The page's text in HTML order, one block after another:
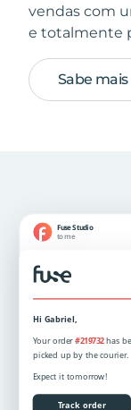
vendas com
e totalmente
Sabe mais